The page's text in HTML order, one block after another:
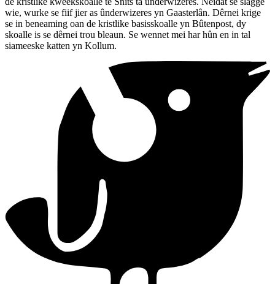
wie, wurke se fiif jier as ûnderwizeres yn Gaasterlân. Dêrnei krige
se in beneaming oan de kristlike basisskoalle yn Bûtenpost, dy
skoalle is se dêrnei trou bleaun. Se wennet mei har hûn en in tal
siameeske katten yn Kollum.